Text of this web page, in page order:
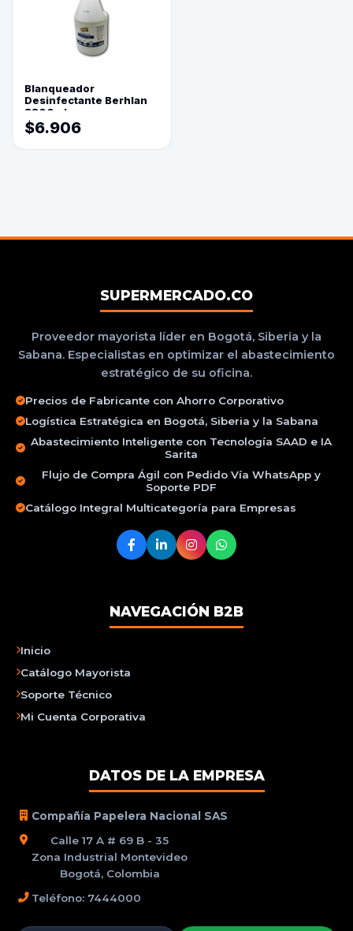
Blanqueador
Desinfectante Berhlan
3800ml
$6.906
SUPERMERCADO.CO
Proveedor mayorista líder en Bogotá, Siberia y la
Sabana. Especialistas en optimizar el abastecimiento
estratégico de su oficina.
Precios de Fabricante con Ahorro Corporativo
Logística Estratégica en Bogotá, Siberia y la Sabana
Abastecimiento Inteligente con Tecnología SAAD e IA
Sarita
Flujo de Compra Ágil con Pedido Vía WhatsApp y
Soporte PDF
Catálogo Integral Multicategoría para Empresas
NAVEGACIÓN B2B
Inicio
Catálogo Mayorista
Soporte Técnico
Mi Cuenta Corporativa
DATOS DE LA EMPRESA
Compañía Papelera Nacional SAS
Calle 17 A # 69 B - 35
Zona Industrial Montevideo
Bogotá, Colombia
Teléfono: 7444000